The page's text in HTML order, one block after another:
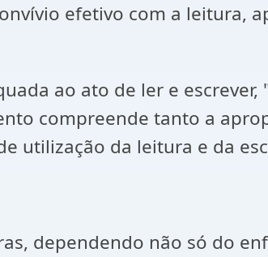
efetivo com a leitura,
ao ato de ler e escrever,
compreende tanto a
utilização da leitura e da
dependendo não só do